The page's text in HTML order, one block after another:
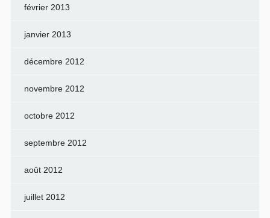
février 2013
janvier 2013
décembre 2012
novembre 2012
octobre 2012
septembre 2012
août 2012
juillet 2012